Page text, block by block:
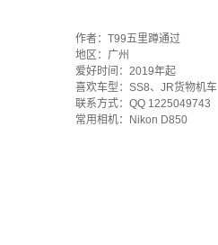
作者：T99五里蹲通过
地区：广州
爱好时间：2019年起
喜欢车型：SS8、JR货物机车
联系方式：QQ 1225049743
常用相机：Nikon D850